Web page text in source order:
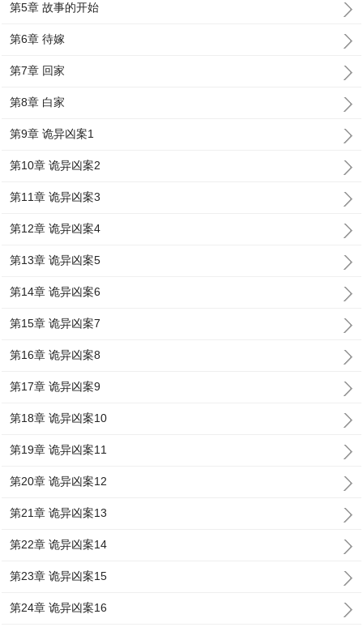
第5章 故事的开始
第6章 待嫁
第7章 回家
第8章 白家
第9章 诡异凶案1
第10章 诡异凶案2
第11章 诡异凶案3
第12章 诡异凶案4
第13章 诡异凶案5
第14章 诡异凶案6
第15章 诡异凶案7
第16章 诡异凶案8
第17章 诡异凶案9
第18章 诡异凶案10
第19章 诡异凶案11
第20章 诡异凶案12
第21章 诡异凶案13
第22章 诡异凶案14
第23章 诡异凶案15
第24章 诡异凶案16